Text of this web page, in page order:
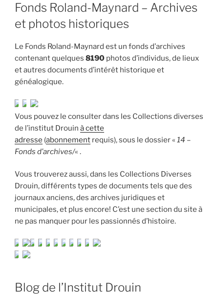
Fonds Roland-Maynard – Archives
et photos historiques
Le Fonds Roland-Maynard est un fonds d’archives
contenant quelques 8190 photos d’individus, de lieux
et autres documents d’intérêt historique et
généalogique.
Vous pouvez le consulter dans les Collections diverses
de l’institut Drouin à cette
adresse (abonnement requis), sous le dossier « 14 –
Fonds d’archives/« .
Vous trouverez aussi, dans les Collections Diverses
Drouin, différents types de documents tels que des
journaux anciens, des archives juridiques et
municipales, et plus encore! C’est une section du site à
ne pas manquer pour les passionnés d’histoire.
Blog de l’Institut Drouin